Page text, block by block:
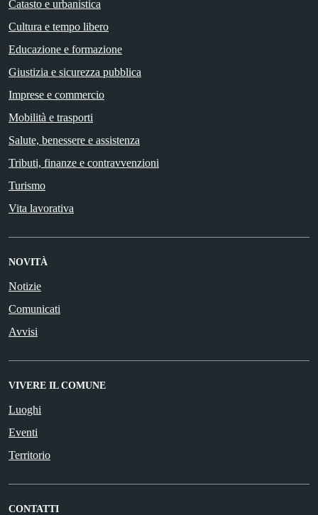
Catasto e urbanistica
Cultura e tempo libero
Educazione e formazione
Giustizia e sicurezza pubblica
Imprese e commercio
Mobilità e trasporti
Salute, benessere e assistenza
Tributi, finanze e contravvenzioni
Turismo
Vita lavorativa
NOVITÀ
Notizie
Comunicati
Avvisi
VIVERE IL COMUNE
Luoghi
Eventi
Territorio
CONTATTI